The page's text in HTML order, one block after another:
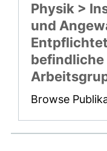
Physik >
und
befindliche
Browse